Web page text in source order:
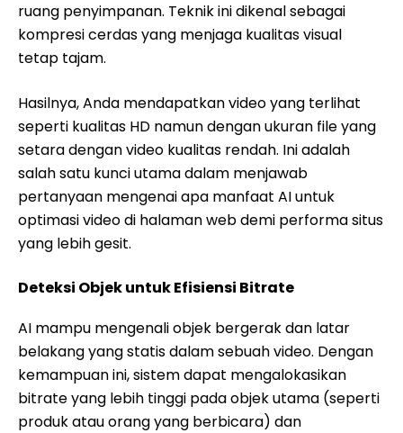
ruang penyimpanan. Teknik ini dikenal sebagai
kompresi cerdas yang menjaga kualitas visual
tetap tajam.
Hasilnya, Anda mendapatkan video yang terlihat
seperti kualitas HD namun dengan ukuran file yang
setara dengan video kualitas rendah. Ini adalah
salah satu kunci utama dalam menjawab
pertanyaan mengenai apa manfaat AI untuk
optimasi video di halaman web demi performa situs
yang lebih gesit.
Deteksi Objek untuk Efisiensi Bitrate
AI mampu mengenali objek bergerak dan latar
belakang yang statis dalam sebuah video. Dengan
kemampuan ini, sistem dapat mengalokasikan
bitrate yang lebih tinggi pada objek utama (seperti
produk atau orang yang berbicara) dan